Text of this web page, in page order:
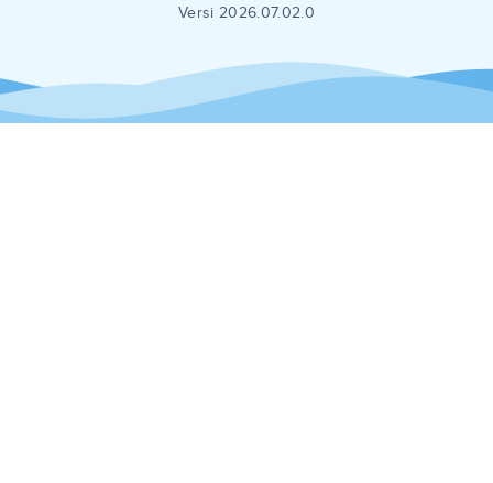
Versi 2026.07.02.0